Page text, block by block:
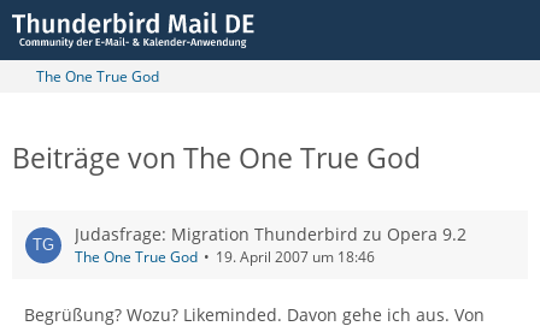
The One True God
Beiträge von The One True God
Judasfrage: Migration Thunderbird zu Opera 9.2
The One True God 19. April 2007 um 18:46
Begrüßung? Wozu? Likeminded. Davon gehe ich aus. Von